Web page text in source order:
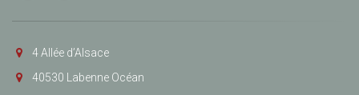
4 Allée d’Alsace
40530 Labenne Océan